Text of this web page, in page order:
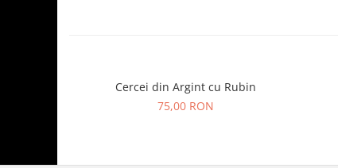
Cercei din Argint cu Rubin
75,00 RON